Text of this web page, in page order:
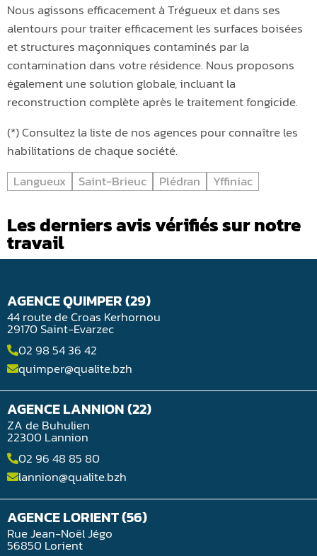
Nous agissons efficacement à Trégueux et dans ses
alentours pour traiter efficacement les surfaces boisées
et structures maçonniques contaminés par la
contamination dans votre résidence. Nous proposons
également une solution globale, incluant la
reconstruction complète après le traitement fongicide.
(*) Consultez la liste de nos agences pour connaître les
habilitations de chaque société.
Langueux
Saint-Brieuc Plédran Yffiniac
Les derniers avis vérifiés sur notre
travail
AGENCE QUIMPER (29)
44 route de Croas Kerhornou
29170 Saint-Evarzec
02 98 54 36 42
quimper@qualite.bzh
AGENCE LANNION (22)
ZA de Buhulien
22300 Lannion
02 96 48 85 80
lannion@qualite.bzh
AGENCE LORIENT (56)
Rue Jean-Noël Jégo
56850 Lorient